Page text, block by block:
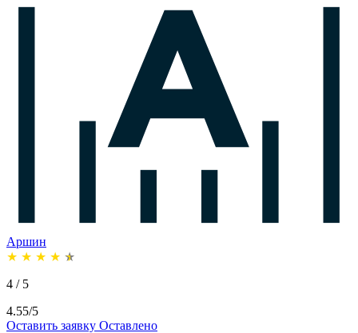
Аршин
★ ★ ★ ★ ★
4 / 5
4.55/5
Оставить заявку Оставлено